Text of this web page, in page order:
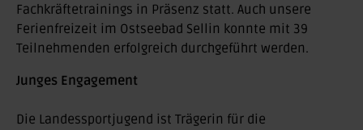
Fachkräftetrainings in Präsenz statt. Auch unsere
Ferienfreizeit im Ostseebad Sellin konnte mit 39
Teilnehmenden erfolgreich durchgeführt werden.
Junges Engagement
Die Landessportjugend ist Trägerin für die